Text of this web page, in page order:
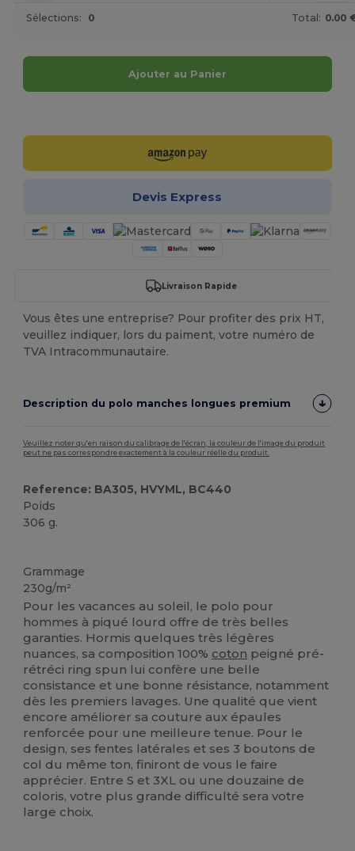
Sélections: 0 Total: 0.00
Ajouter au Panier
Devis Express
Livraison Rapide
Vous êtes une entreprise? Pour profiter des prix HT,
veuillez indiquer, lors du paiment, votre numéro de
TVA Intracommunautaire.
Description du polo manches longues premium
Veuillez noter qu'en raison du calibrage de l'écran, la couleur de l'image du produit
peut ne pas correspondre exactement à la couleur réelle du produit.
Reference: BA305, HVYML, BC440
Poids
306 g.
Grammage
230g/m²
Pour les vacances au soleil, le polo pour
hommes à piqué lourd offre de très belles
garanties. Hormis quelques très légères
nuances, sa composition 100% coton peigné pré-
rétréci ring spun lui confère une belle
consistance et une bonne résistance, notamment
dès les premiers lavages. Une qualité que vient
encore améliorer sa couture aux épaules
renforcée pour une meilleure tenue. Pour le
design, ses fentes latérales et ses 3 boutons de
col du même ton, finiront de vous le faire
apprécier. Entre S et 3XL ou une douzaine de
coloris, votre plus grande difficulté sera votre
large choix.